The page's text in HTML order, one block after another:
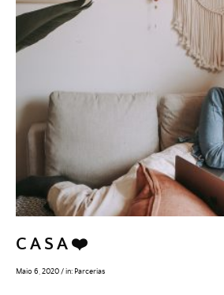
C A S A ❤️
Maio 6, 2020/in: Parcerias